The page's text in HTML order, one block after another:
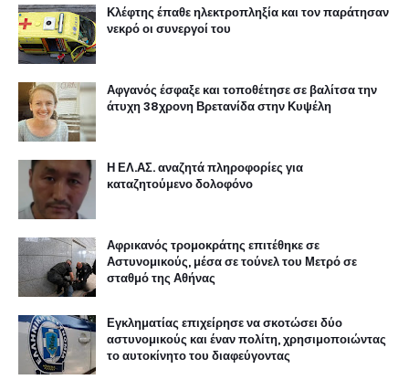
Κλέφτης έπαθε ηλεκτροπληξία και τον παράτησαν
νεκρό οι συνεργοί του
Αφγανός έσφαξε και τοποθέτησε σε βαλίτσα την
άτυχη 38χρονη Βρετανίδα στην Κυψέλη
Η ΕΛ.ΑΣ. αναζητά πληροφορίες για
καταζητούμενο δολοφόνο
Αφρικανός τρομοκράτης επιτέθηκε σε
Αστυνομικούς, μέσα σε τούνελ του Μετρό σε
σταθμό της Αθήνας
Εγκληματίας επιχείρησε να σκοτώσει δύο
αστυνομικούς και έναν πολίτη, χρησιμοποιώντας
το αυτοκίνητο του διαφεύγοντας